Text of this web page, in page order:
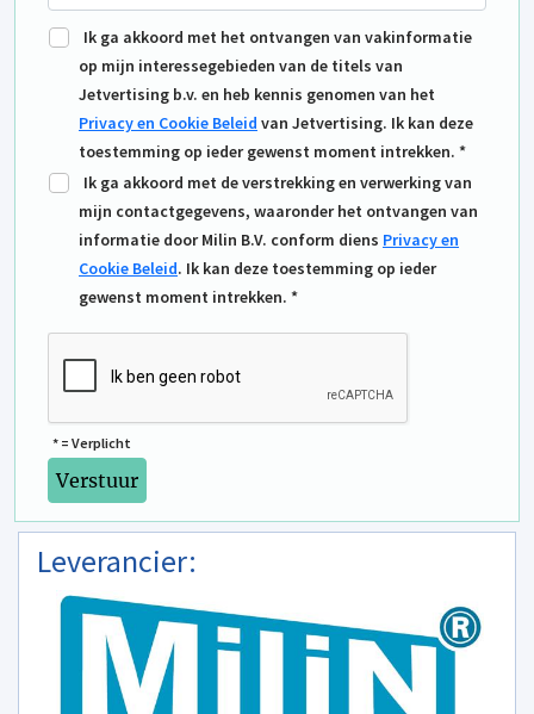
Ik ga akkoord met het ontvangen van vakinformatie
op mijn interessegebieden van de titels van
Jetvertising b.v. en heb kennis genomen van het
Privacy en Cookie Beleid van Jetvertising. Ik kan deze
toestemming op ieder gewenst moment intrekken. *
Ik ga akkoord met de verstrekking en verwerking van
mijn contactgegevens, waaronder het ontvangen van
informatie door Milin B.V. conform diens Privacy en
Cookie Beleid. Ik kan deze toestemming op ieder
gewenst moment intrekken. *
* = Verplicht
Leverancier: